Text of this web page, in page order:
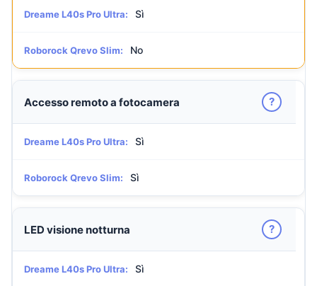
Dreame L40s Pro Ultra: Sì
Roborock Qrevo Slim: No
Accesso remoto a fotocamera ?
Dreame L40s Pro Ultra: Sì
Roborock Qrevo Slim: Sì
LED visione notturna ?
Dreame L40s Pro Ultra: Sì